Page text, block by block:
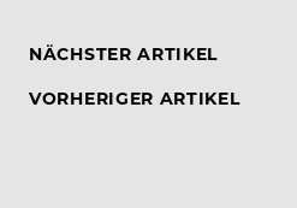
NÄCHSTER ARTIKEL
VORHERIGER ARTIKEL